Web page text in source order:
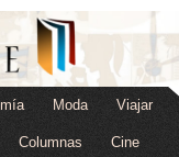
Moda Viajar
Columnas Cine